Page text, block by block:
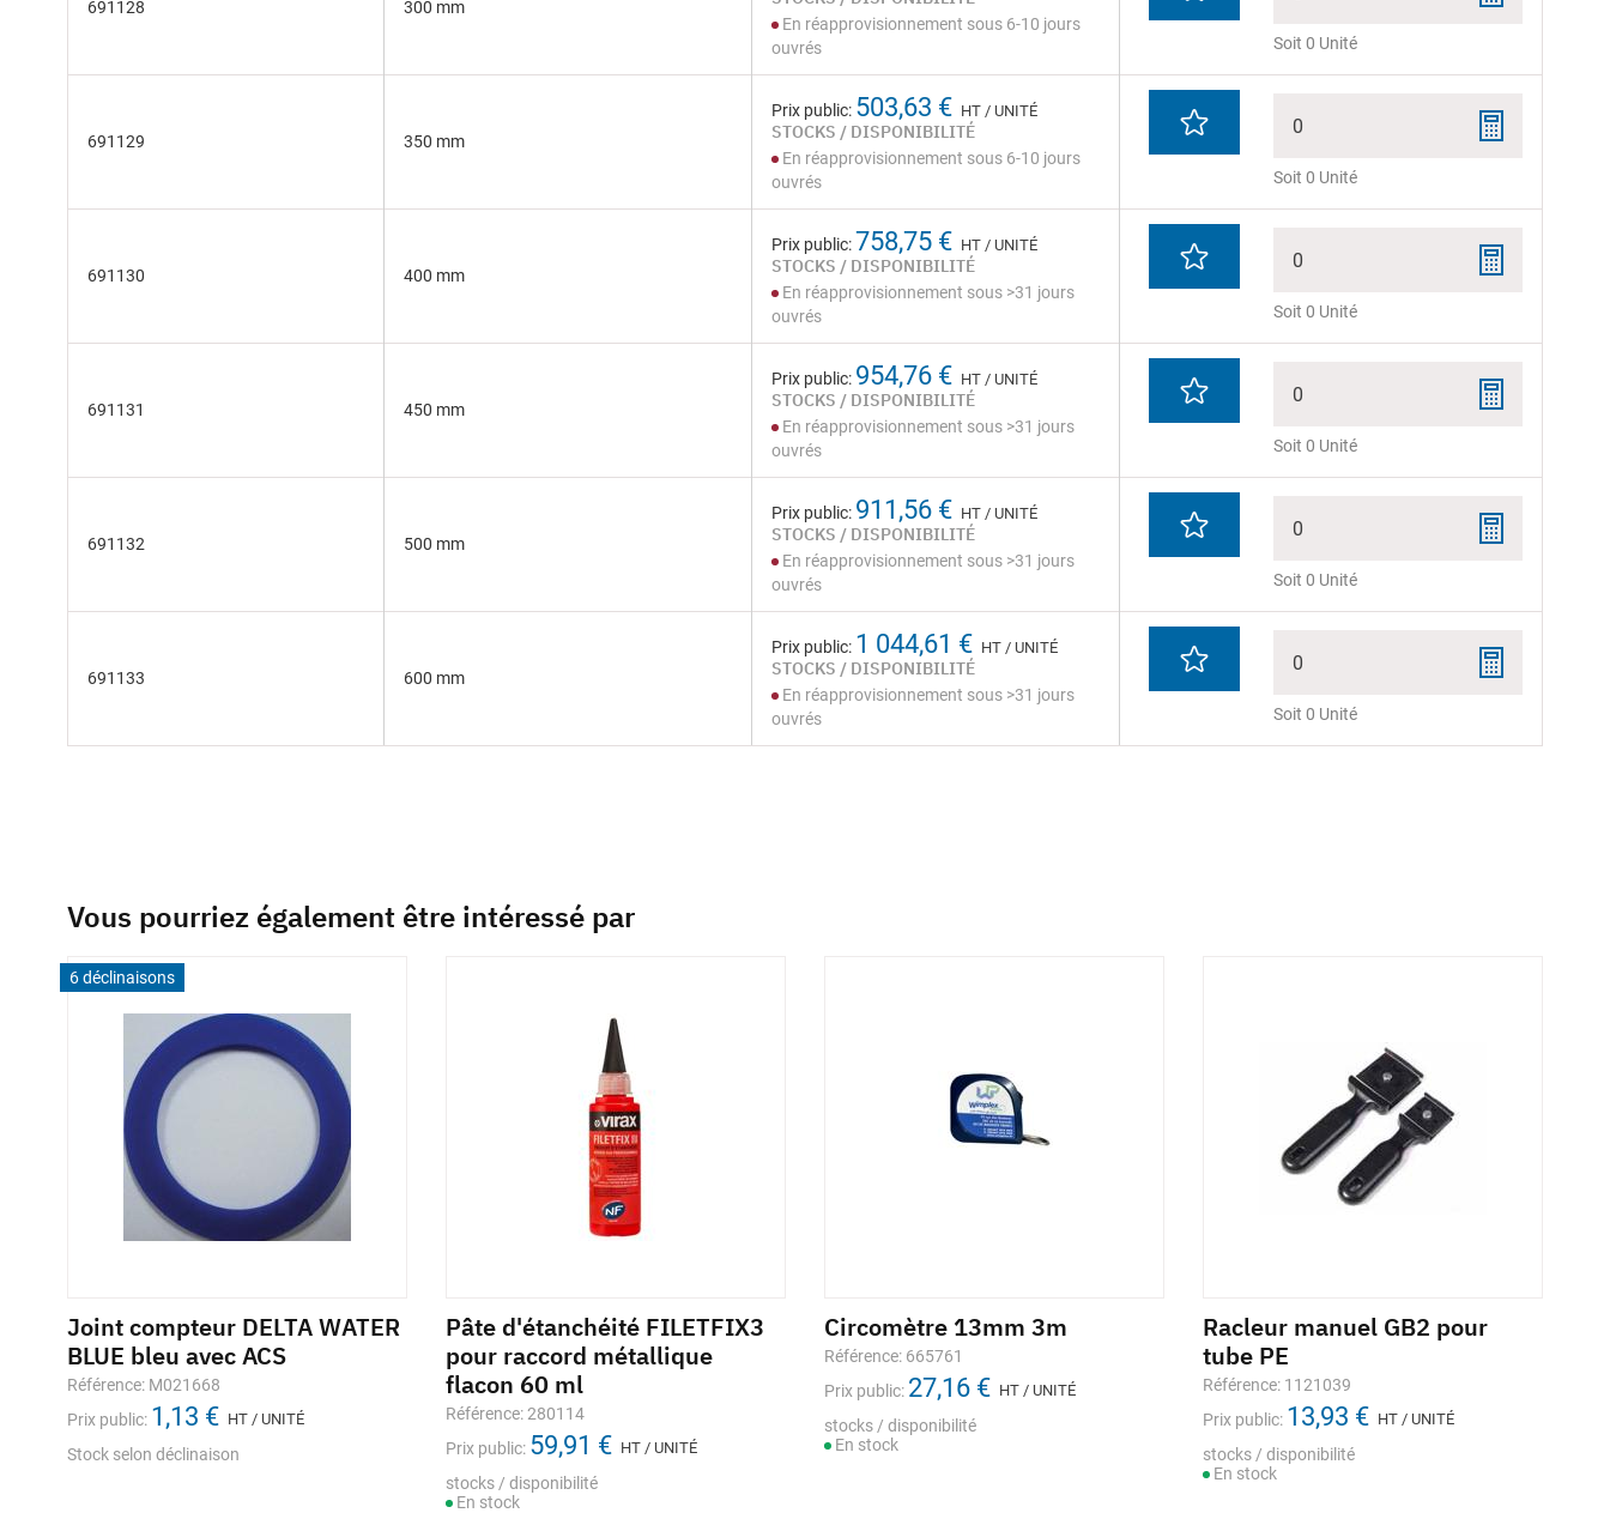
691128 300 mm
En réapprovisionnement sous 6-10 jours
ouvrés
Soit 0 Unité
691129 350 mm
Prix public: 503,63 € HT / UNITÉ
STOCKS / DISPONIBILITÉ
En réapprovisionnement sous 6-10 jours
ouvrés
0
Soit 0 Unité
691130 400 mm
Prix public:758,75 € HT / UNITÉ
STOCKS / DISPONIBILITÉ
En réapprovisionnement sous >31 jours
ouvrés
0
Soit 0 Unité
691131 450 mm
Prix public: 954,76 € HT / UNITÉ
STOCKS / DISPONIBILITÉ
En réapprovisionnement sous >31 jours
ouvrés
0
Soit 0 Unité
691132 500 mm
Prix public: 911,56 € HT / UNITÉ
STOCKS / DISPONIBILITÉ
En réapprovisionnement sous >31 jours
ouvrés
0
Soit 0 Unité
691133 600 mm
Prix public: 1 044,61 € HT / UNITÉ
STOCKS / DISPONIBILITÉ
En réapprovisionnement sous >31 jours
ouvrés
0
Soit 0 Unité
Vous pourriez également être intéressé par
6 déclinaisons
Joint compteur DELTA WATER
BLUE bleu avec ACS
Référence: M021668
Prix public: 1,13 € HT / UNITÉ
Stock selon déclinaison
Pâte d'étanchéité FILETFIX3
pour raccord métallique
flacon 60 ml
Référence: 280114
Prix public: 59,91 € HT / UNITÉ
stocks / disponibilité
En stock
Circomètre 13mm 3m
Référence: 665761
Prix public: 27,16 € HT / UNITÉ
stocks / disponibilité
En stock
Racleur manuel GB2 pour
tube PE
Référence: 1121039
Prix public: 13,93 € HT / UNITÉ
stocks / disponibilité
En stock